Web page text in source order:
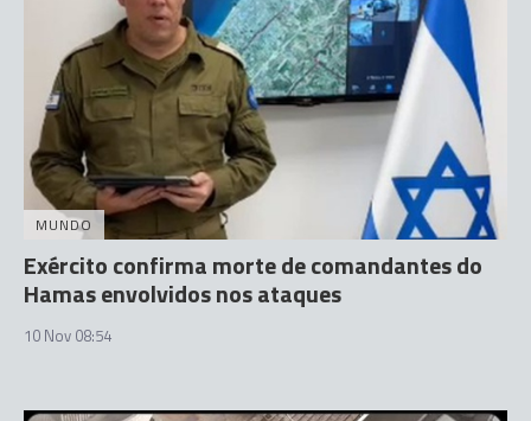
MUNDO
Exército confirma morte de comandantes do
Hamas envolvidos nos ataques
10 Nov 08:54